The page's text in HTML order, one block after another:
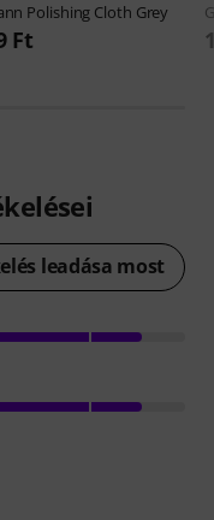
Polishing Cloth Grey
Ft
leadása most